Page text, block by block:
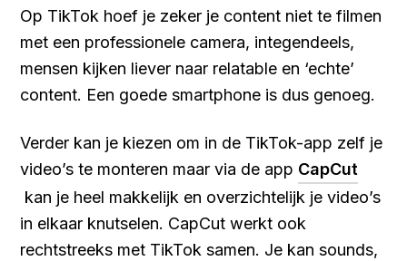
Op TikTok hoef je zeker je content niet te filmen
met een professionele camera, integendeels,
mensen kijken liever naar relatable en ‘echte’
content. Een goede smartphone is dus genoeg.
Verder kan je kiezen om in de TikTok-app zelf je
video’s te monteren maar via de app CapCut
kan je heel makkelijk en overzichtelijk je video’s
in elkaar knutselen. CapCut werkt ook
rechtstreeks met TikTok samen. Je kan sounds,